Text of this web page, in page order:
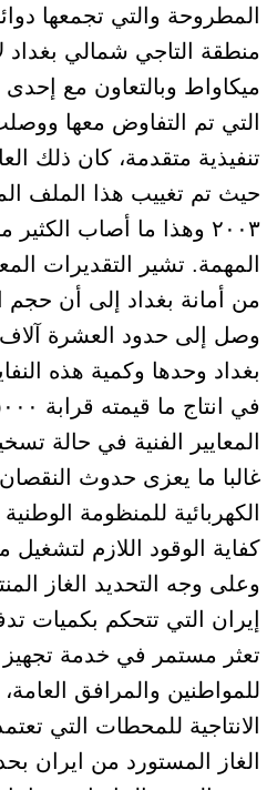
المطروحة والتي تجمعها
منطقة التاجي شمالي بغداد
ميكاواط وبالتعاون مع
التي تم التفاوض معها
حيث تم تغييب هذا الملف
٢٠٠٣ وهذا ما أصاب
المهمة. تشير التقديرات
من أمانة بغداد إلى أن حجم
وصل إلى حدود العشرة
بغداد وحدها وكمية هذه
المعايير الفنية في حالة
غالبا ما يعزى حدوث
الكهربائية للمنظومة
كفاية الوقود اللازم لتشغيل
وعلى وجه التحديد الغاز
إيران التي تتحكم بكميات
تعثر مستمر في خدمة تجهيز
للمواطنين والمرافق
الانتاجية للمحطات التي